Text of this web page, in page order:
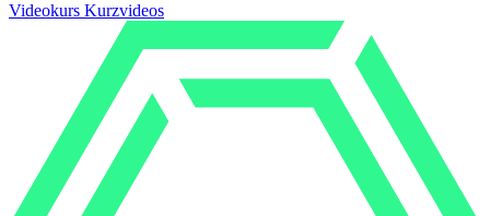
Videokurs Kurzvideos